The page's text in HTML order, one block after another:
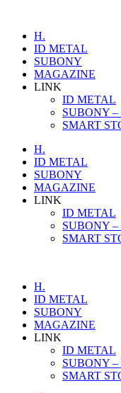
H.
ID METAL
SUBONY
MAGAZINE
LINK
ID METAL
SUBONY
SMART
H.
ID METAL
SUBONY
MAGAZINE
LINK
ID METAL
SUBONY
SMART
H.
ID METAL
SUBONY
MAGAZINE
LINK
ID METAL
SUBONY
SMART